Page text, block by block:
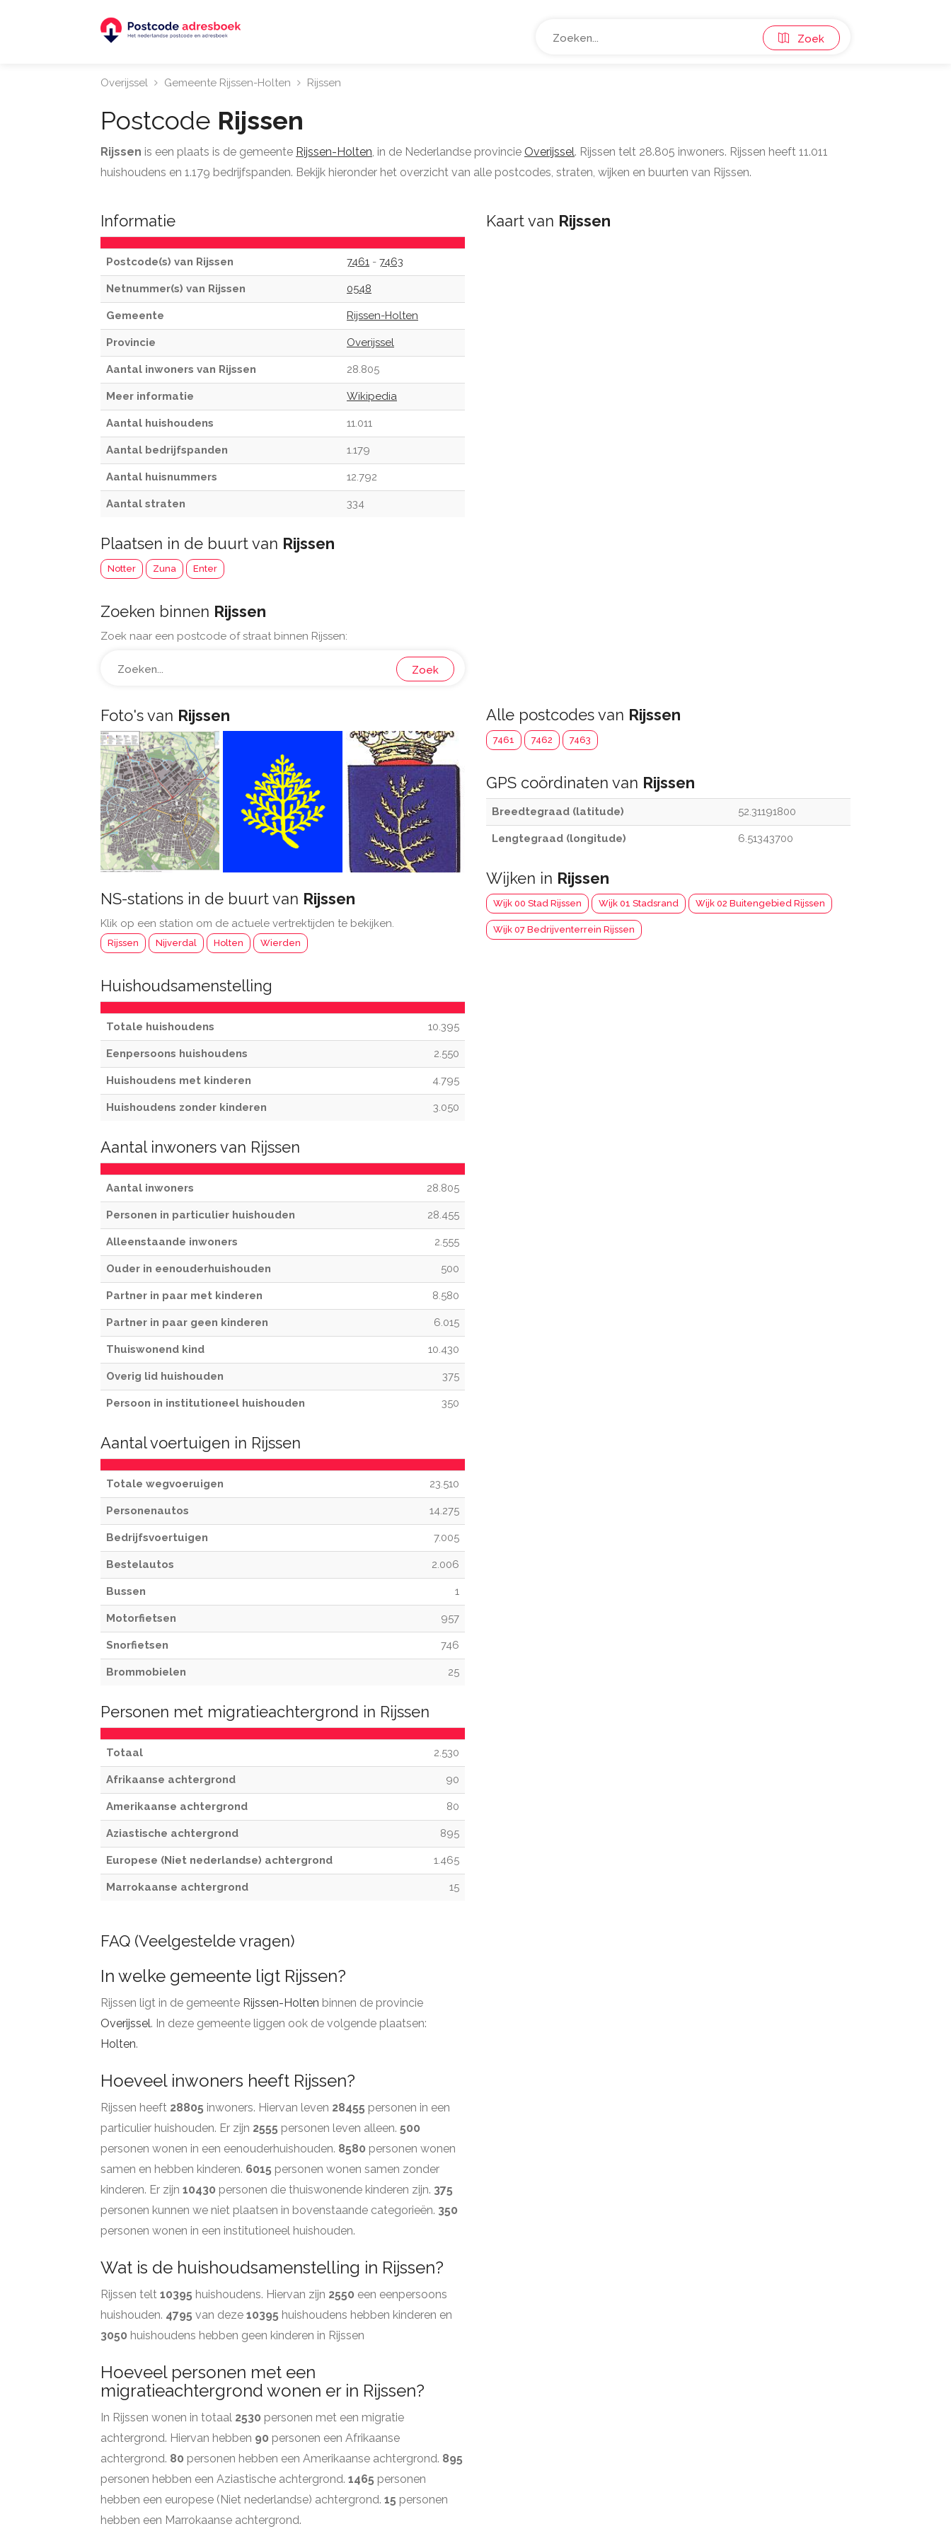
Zoek
Overijssel Gemeente Rijssen-Holten Rijssen
Postcode Rijssen
Rijssen is een plaats is de gemeente Rijssen-Holten, in de Nederlandse provincie Overijssel. Rijssen telt 28.805 inwoners. Rijssen heeft 11.011
huishoudens en 1.179 bedrijfspanden. Bekijk hieronder het overzicht van alle postcodes, straten, wijken en buurten van Rijssen.
Informatie
Postcode(s) van Rijssen 7461 - 7463
Netnummer(s) van Rijssen 0548
Gemeente Rijssen-Holten
Provincie Overijssel
Aantal inwoners van Rijssen 28.805
Meer informatie Wikipedia
Aantal huishoudens 11.011
Aantal bedrijfspanden 1.179
Aantal huisnummers 12.792
Aantal straten 334
Plaatsen in de buurt van Rijssen
Notter Zuna Enter
Zoeken binnen Rijssen
Zoek naar een postcode of straat binnen Rijssen:
Zoek
Foto's van Rijssen
NS-stations in de buurt van Rijssen
Klik op een station om de actuele vertrektijden te bekijken.
Rijssen Nijverdal Holten Wierden
Huishoudsamenstelling
Totale huishoudens 10.395
Eenpersoons huishoudens 2.550
Huishoudens met kinderen 4.795
Huishoudens zonder kinderen 3.050
Aantal inwoners van Rijssen
Aantal inwoners 28.805
Personen in particulier huishouden 28.455
Alleenstaande inwoners 2.555
Ouder in eenouderhuishouden 500
Partner in paar met kinderen 8.580
Partner in paar geen kinderen 6.015
Thuiswonend kind 10.430
Overig lid huishouden 375
Persoon in institutioneel huishouden 350
Aantal voertuigen in Rijssen
Totale wegvoeruigen 23.510
Personenautos 14.275
Bedrijfsvoertuigen 7.005
Bestelautos 2.006
Bussen 1
Motorfietsen 957
Snorfietsen 746
Brommobielen 25
Personen met migratieachtergrond in Rijssen
Totaal 2.530
Afrikaanse achtergrond 90
Amerikaanse achtergrond 80
Aziastische achtergrond 895
Europese (Niet nederlandse) achtergrond 1.465
Marrokaanse achtergrond 15
Kaart van Rijssen
Alle postcodes van Rijssen
7461 7462 7463
GPS coördinaten van Rijssen
Breedtegraad (latitude) 52.31191800
Lengtegraad (longitude) 6.51343700
Wijken in Rijssen
Wijk 00 Stad Rijssen Wijk 01 Stadsrand Wijk 02 Buitengebied Rijssen
Wijk 07 Bedrijventerrein Rijssen
FAQ (Veelgestelde vragen)
In welke gemeente ligt Rijssen?
Rijssen ligt in de gemeente Rijssen-Holten binnen de provincie
Overijssel. In deze gemeente liggen ook de volgende plaatsen:
Holten.
Hoeveel inwoners heeft Rijssen?
Rijssen heeft 28805 inwoners. Hiervan leven 28455 personen in een
particulier huishouden. Er zijn 2555 personen leven alleen. 500
personen wonen in een eenouderhuishouden. 8580 personen wonen
samen en hebben kinderen. 6015 personen wonen samen zonder
kinderen. Er zijn 10430 personen die thuiswonende kinderen zijn. 375
personen kunnen we niet plaatsen in bovenstaande categorieën. 350
personen wonen in een institutioneel huishouden.
Wat is de huishoudsamenstelling in Rijssen?
Rijssen telt 10395 huishoudens. Hiervan zijn 2550 een eenpersoons
huishouden. 4795 van deze 10395 huishoudens hebben kinderen en
3050 huishoudens hebben geen kinderen in Rijssen
Hoeveel personen met een
migratieachtergrond wonen er in Rijssen?
In Rijssen wonen in totaal 2530 personen met een migratie
achtergrond. Hiervan hebben 90 personen een Afrikaanse
achtergrond. 80 personen hebben een Amerikaanse achtergrond. 895
personen hebben een Aziastische achtergrond. 1465 personen
hebben een europese (Niet nederlandse) achtergrond. 15 personen
hebben een Marrokaanse achtergrond.